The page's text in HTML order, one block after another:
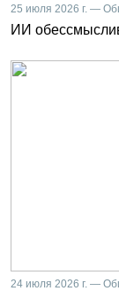
25 июля 2026 г. —
ИИ
24 июля 2026 г. —